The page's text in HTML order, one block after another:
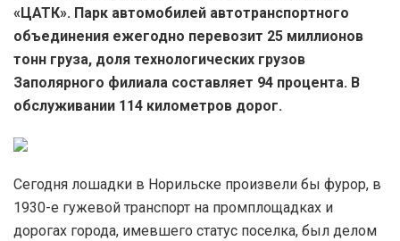
«ЦАТК». Парк автомобилей автотранспортного
объединения ежегодно перевозит 25 миллионов
тонн груза, доля технологических грузов
Заполярного филиала составляет 94 процента. В
обслуживании 114 километров дорог.
Сегодня лошадки в Норильске произвели бы фурор, в
1930-е гужевой транспорт на промплощадках и
дорогах города, имевшего статус поселка, был делом